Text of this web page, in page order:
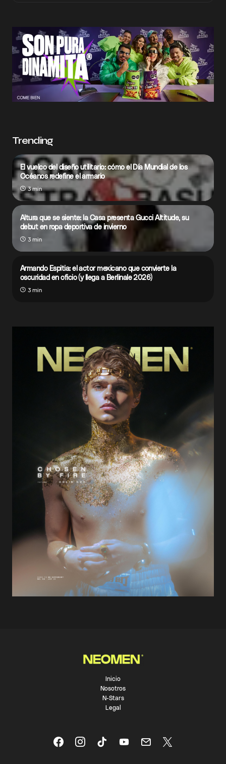
Trending
El vuelco del diseño utilitario: cómo el Día Mundial de los
Océanos redefine el armario
3 min
Altura que se siente: la Casa presenta Gucci Altitude, su
debut en ropa deportiva de invierno
3 min
Armando Espitia: el actor mexicano que convierte la
oscuridad en oficio (y llega a Berlinale 2026)
3 min
Inicio
Nosotros
N-Stars
Legal